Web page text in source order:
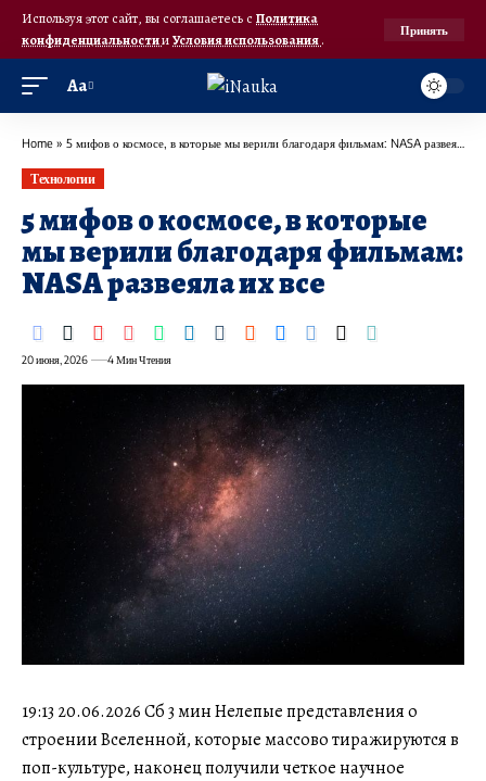
Используя этот сайт, вы соглашаетесь с Политика
конфиденциальностииУсловия использования.
Принять
Аа
Home » 5 мифов о космосе, в которые мы верили благодаря фильмам: NASA развеяла их все
Технологии
5 мифов о космосе, в которые
мы верили благодаря фильмам:
NASA развеяла их все
20 июня, 2026 4 Мин Чтения
19:13 20.06.2026 Сб 3 мин Нелепые представления о
строении Вселенной, которые массово тиражируются в
поп-культуре, наконец получили четкое научное